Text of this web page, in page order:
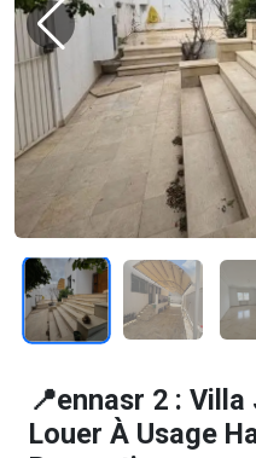
1/11
📍ennasr 2 :
Louer À Usage